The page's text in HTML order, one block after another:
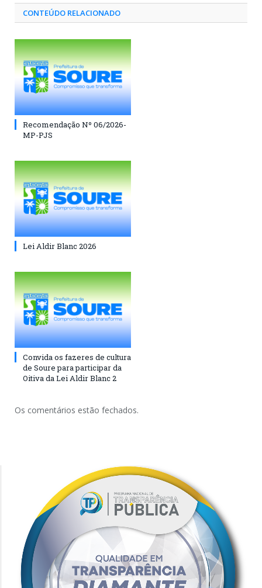
CONTEÚDO RELACIONADO
Recomendação Nº 06/2026-
MP-PJS
Lei Aldir Blanc 2026
Convida os fazeres de cultura
de Soure para participar da
Oitiva da Lei Aldir Blanc 2
Os comentários estão fechados.